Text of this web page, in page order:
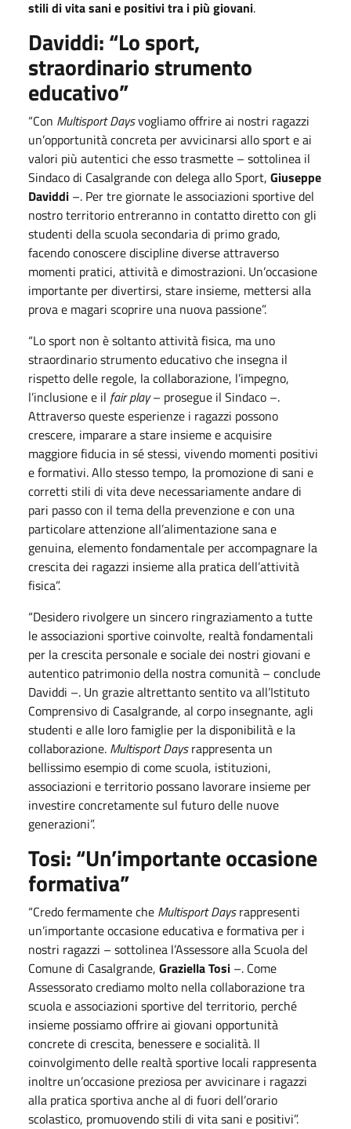
stili di vita sani e positivi tra i più giovani.
Daviddi: “Lo sport,
straordinario strumento
educativo”
“Con Multisport Daysvogliamo offrire ai nostri ragazzi
un’opportunità concreta per avvicinarsi allo sport e ai
valori più autentici che esso trasmette – sottolinea il
Sindaco di Casalgrande con delega allo Sport, Giuseppe
Daviddi –. Per tre giornate le associazioni sportive del
nostro territorio entreranno in contatto diretto con gli
studenti della scuola secondaria di primo grado,
facendo conoscere discipline diverse attraverso
momenti pratici, attività e dimostrazioni. Un’occasione
importante per divertirsi, stare insieme, mettersi alla
prova e magari scoprire una nuova passione”.
“Lo sport non è soltanto attività fisica, ma uno
straordinario strumento educativo che insegna il
rispetto delle regole, la collaborazione, l’impegno,
l’inclusione e il fair play– prosegue il Sindaco –.
Attraverso queste esperienze i ragazzi possono
crescere, imparare a stare insieme e acquisire
maggiore fiducia in sé stessi, vivendo momenti positivi
e formativi. Allo stesso tempo, la promozione di sani e
corretti stili di vita deve necessariamente andare di
pari passo con il tema della prevenzione e con una
particolare attenzione all’alimentazione sana e
genuina, elemento fondamentale per accompagnare la
crescita dei ragazzi insieme alla pratica dell’attività
fisica”.
“Desidero rivolgere un sincero ringraziamento a tutte
le associazioni sportive coinvolte, realtà fondamentali
per la crescita personale e sociale dei nostri giovani e
autentico patrimonio della nostra comunità – conclude
Daviddi –. Un grazie altrettanto sentito va all’Istituto
Comprensivo di Casalgrande, al corpo insegnante, agli
studenti e alle loro famiglie per la disponibilità e la
collaborazione. Multisport Daysrappresenta un
bellissimo esempio di come scuola, istituzioni,
associazioni e territorio possano lavorare insieme per
investire concretamente sul futuro delle nuove
generazioni”.
Tosi: “Un’importante occasione
formativa”
“Credo fermamente che Multisport Daysrappresenti
un’importante occasione educativa e formativa per i
nostri ragazzi – sottolinea l’Assessore alla Scuola del
Comune di Casalgrande, Graziella Tosi –. Come
Assessorato crediamo molto nella collaborazione tra
scuola e associazioni sportive del territorio, perché
insieme possiamo offrire ai giovani opportunità
concrete di crescita, benessere e socialità. Il
coinvolgimento delle realtà sportive locali rappresenta
inoltre un’occasione preziosa per avvicinare i ragazzi
alla pratica sportiva anche al di fuori dell’orario
scolastico, promuovendo stili di vita sani e positivi”.